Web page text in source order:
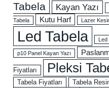
Tabela
Kayan Yazı
Tabela
Kutu Harf Lazer
Led Tabela
p10 Panel Kayan Yazı
Fiyatları Pleksi
Tabela Fiyatları Tabela